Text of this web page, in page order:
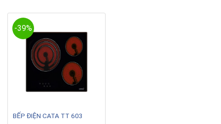
-39%
BẾP ĐIỆN CATA TT 603